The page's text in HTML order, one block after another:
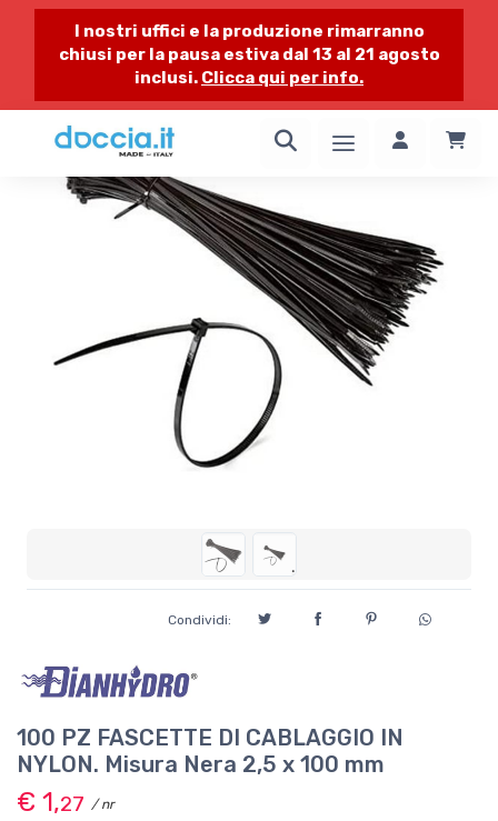
I nostri uffici e la produzione rimarranno
chiusi per la pausa estiva dal 13 al 21 agosto
inclusi. Clicca qui per info.
Condividi:
100 PZ FASCETTE DI CABLAGGIO IN
NYLON. Misura Nera 2,5 x 100 mm
€ 1,27 / nr